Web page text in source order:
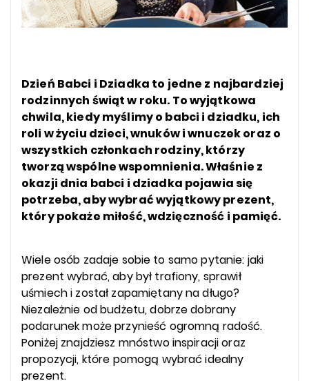
Dzień Babci i Dziadka to jedne z najbardziej
rodzinnych świąt w roku. To wyjątkowa
chwila, kiedy myślimy o babci i dziadku, ich
roli w życiu dzieci, wnuków i wnuczek oraz o
wszystkich członkach rodziny, którzy
tworzą wspólne wspomnienia. Właśnie z
okazji dnia babci i dziadka pojawia się
potrzeba, aby wybrać wyjątkowy prezent,
który pokaże miłość, wdzięczność i pamięć.
Wiele osób zadaje sobie to samo pytanie: jaki
prezent wybrać, aby był trafiony, sprawił
uśmiech i został zapamiętany na długo?
Niezależnie od budżetu, dobrze dobrany
podarunek może przynieść ogromną radość.
Poniżej znajdziesz mnóstwo inspiracji oraz
propozycji, które pomogą wybrać idealny
prezent.